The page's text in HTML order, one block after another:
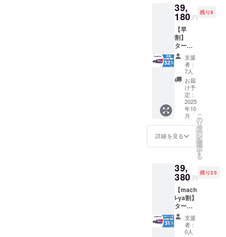
ロジェクト
を立ち上げ
ました。
最新のテク
ノロジー
で、皆さん
の生活をよ
り豊かに、
快適にする
ことが弊社
の理念で
どうぞよろ
致します！
39,
180 円
残り8
【早
割】
ターン
内容：
CrowVi
ew ×１
セット
一般販
売予定
価格：
57,980
ターン
はすべ
て税・
送料込
額にな
りま
す。 ※
ご注文
状況、
使用部
材の供
給状
況、製
支援
者：
7人
お届
け予
定：
2025
年10
月
詳細を見る
こ
の
リ
タ
ー
ン
を
選
択
す
る
39,
380 円
残り25
【mach
i-ya割】
ターン
内容：
CrowVi
ew ×１
支援
者：
0人